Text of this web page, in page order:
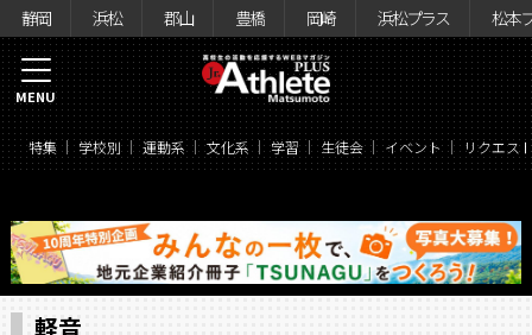
静岡 浜松 郡山 豊橋 岡崎 浜松プラス 松本
特集 学校別 運動系 文化系 学習 生徒会 イベント リクエス
MENU
軽音